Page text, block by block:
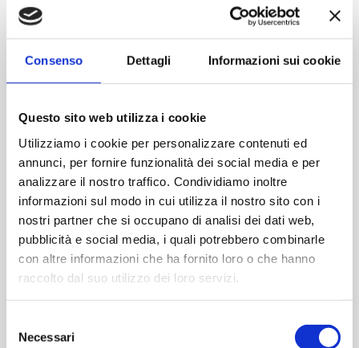
Consenso Dettagli Informazioni sui cookie
Questo sito web utilizza i cookie
Utilizziamo i cookie per personalizzare contenuti ed
annunci, per fornire funzionalità dei social media e per
analizzare il nostro traffico. Condividiamo inoltre
informazioni sul modo in cui utilizza il nostro sito con i
nostri partner che si occupano di analisi dei dati web,
pubblicità e social media, i quali potrebbero combinarle
con altre informazioni che ha fornito loro o che hanno
raccolto dal suo utilizzo dei loro servizi.
delNecessari
Contattaci
Imboccatura:Caps.twist 63
Peso (gr):195
Diametro (mm):70
Altezza (mm):115
Larghezza (mm):0
Quantità per imballo (ordine minimo 1 collo):2430
Cod.: VCP319
Please select the address you want to ship to